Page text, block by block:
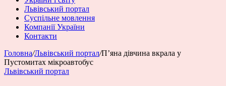
Львівський портал
Суспільне мовлення
Компанії України
Контакти
Головна/Львівський портал/П’яна дівчина вкрала у
Пустомитах мікроавтобус
Львівський портал